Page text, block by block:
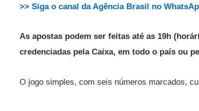
>> Siga o canal da Agência Brasil no
As apostas podem ser feitas até as 19h
credenciadas pela Caixa, em todo o país ou
O jogo simples, com seis números marcados,